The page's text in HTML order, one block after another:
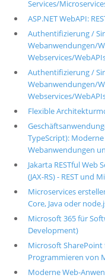
Services/
ASP.NET WebAPI:
Authentifizierung /
Webanwendungen/
Webservices/
Authentifizierung /
Webanwendungen/
Webservices/
Flexible
TypeScript):
Webanwendungen
Jakarta RESTful Web
(JAX-RS) - REST und
Microservices
Core, Java oder
Microsoft 365 für
Development)
Microsoft
Programmieren von
Moderne Web-